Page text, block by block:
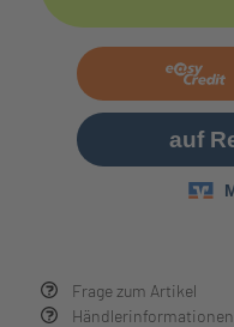
Frage zum Artikel
Händlerinformationen